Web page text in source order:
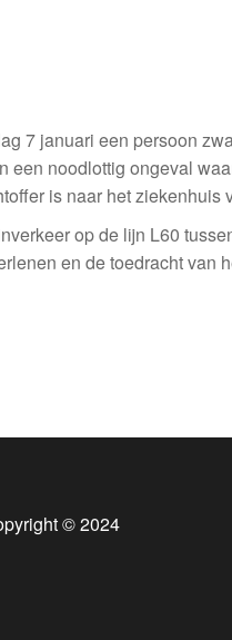
7 januari een persoon
noodlottig ongeval
is naar het ziekenhuis
op de lijn L60
en de toedracht
© 2024